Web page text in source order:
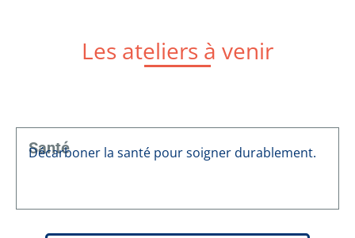
Les ateliers à venir
Santé
Décarboner la santé pour soigner durablement.